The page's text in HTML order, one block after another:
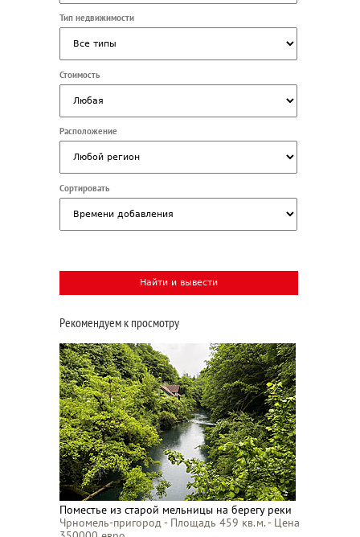
Тип недвижимости
Стоимость
Расположение
Сортировать
Рекомендуем к просмотру
Поместье из старой мельницы на берегу реки
Чрномель-пригород - Площадь 459 кв.м. - Цена